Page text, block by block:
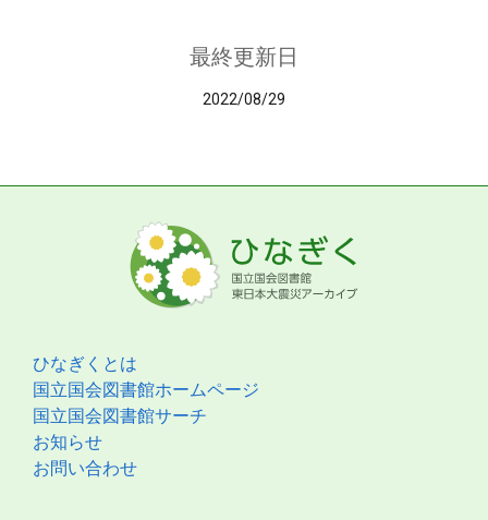
最終更新日
2022/08/29
ひなぎくとは
国立国会図書館ホームページ
国立国会図書館サーチ
お知らせ
お問い合わせ